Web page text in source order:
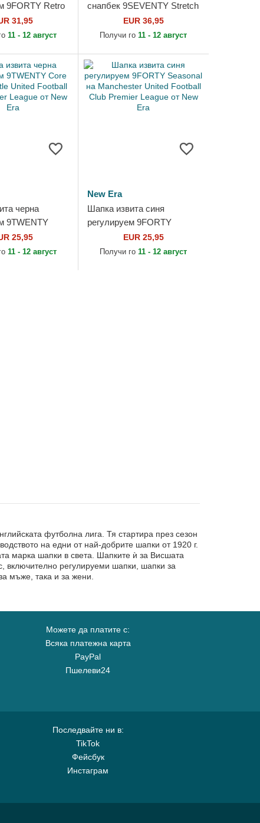
9FORTY Retro
Football Club
от New Era
31,95
11 - 12 август
снапбек 9SEVENTY Stretch
Snap Iridiscent на Chelsea
Football Club Premier...
EUR 36,95
Получи го11 - 12 август
черна
9TWENTY
United
Premier
25,95
11 - 12 август
New Era
Шапка извита синя
регулируем 9FORTY
Seasonal на Manchester
United Football Club Premier
EUR 25,95
Получи го11 - 12 август
футболна лига. Тя стартира през сезон
на едни от най-добрите шапки от 1920 г.
марка шапки в света. Шапките ѝ за Висшата
включително регулируеми шапки, шапки за
мъже, така и за жени.
Можете да платите с:
Всяка платежна карта
PayPal
Пшелеви24
Последвайте ни в:
TikTok
Фейсбук
Инстаграм